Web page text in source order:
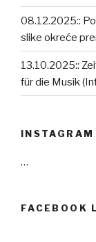
08.12.2025::
slike okreće
13.10.2025::
für die Musik
INSTAGRAM
…
FACEBOOK